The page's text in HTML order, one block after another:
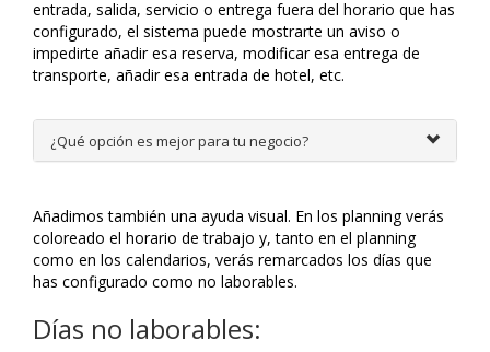
entrada, salida, servicio o entrega fuera del horario que has
configurado, el sistema puede mostrarte un aviso o
impedirte añadir esa reserva, modificar esa entrega de
transporte, añadir esa entrada de hotel, etc.
¿Qué opción es mejor para tu negocio?
Añadimos también una ayuda visual. En los planning verás
coloreado el horario de trabajo y, tanto en el planning
como en los calendarios, verás remarcados los días que
has configurado como no laborables.
Días no laborables: